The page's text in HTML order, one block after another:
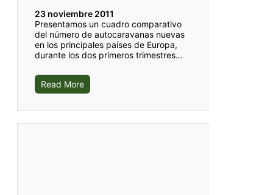
23 noviembre 2011
Presentamos un cuadro comparativo
del número de autocaravanas nuevas
en los principales países de Europa,
durante los dos primeros trimestres…
Read More